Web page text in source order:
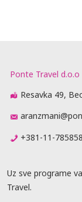
Ponte Travel d.o.o
Resavka 49,
+381-11-
Uz sve programe
Travel.